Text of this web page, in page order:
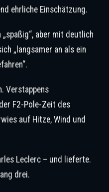
ehrliche Einschätzung.
aber mit deutlich
„langsamer an als ein
Verstappens
F2-Pole-Zeit des
auf Hitze, Wind und
Leclerc – und lieferte.
drei.